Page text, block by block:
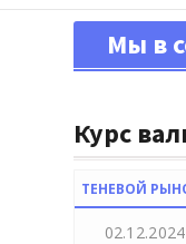
Мы в
Курс
ТЕНЕВОЙ
02.12.2024